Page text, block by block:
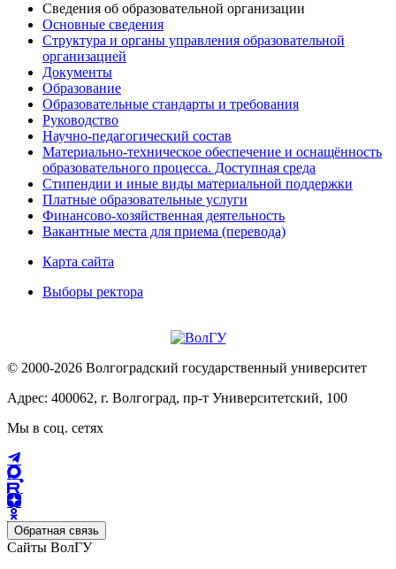
Сведения об образовательной организации
Основные сведения
Структура и органы управления образовательной
организацией
Документы
Образование
Образовательные стандарты и требования
Руководство
Научно-педагогический состав
Материально-техническое обеспечение и оснащённость
образовательного процесса. Доступная среда
Стипендии и иные виды материальной поддержки
Платные образовательные услуги
Финансово-хозяйственная деятельность
Вакантные места для приема (перевода)
Карта сайта
Выборы ректора
© 2000-2026 Волгоградский государственный университет
Адрес: 400062, г. Волгоград, пр-т Университетский, 100
Мы в соц. сетях
Обратная связь
Сайты ВолГУ